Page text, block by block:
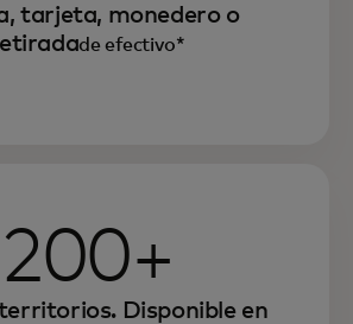
tarjeta, monedero o
de efectivo*
200+
Disponible en